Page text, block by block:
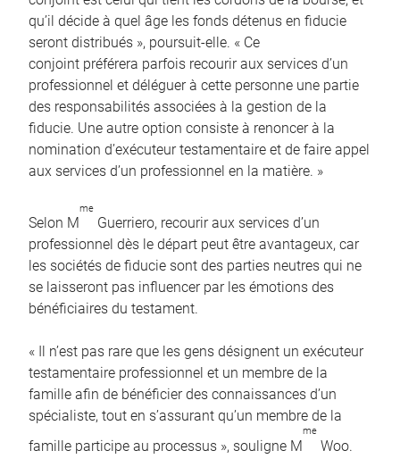
qu’il décide à quel âge les fonds détenus en fiducie
seront distribués », poursuit-elle. « Ce
conjoint préférera parfois recourir aux services d’un
professionnel et déléguer à cette personne une partie
des responsabilités associées à la gestion de la
fiducie. Une autre option consiste à renoncer à la
nomination d’exécuteur testamentaire et de faire appel
aux services d’un professionnel en la matière. »
Selon M
me
Guerriero, recourir aux services d’un
professionnel dès le départ peut être avantageux, car
les sociétés de fiducie sont des parties neutres qui ne
se laisseront pas influencer par les émotions des
bénéficiaires du testament.
« Il n’est pas rare que les gens désignent un exécuteur
testamentaire professionnel et un membre de la
famille afin de bénéficier des connaissances d’un
spécialiste, tout en s’assurant qu’un membre de la
famille participe au processus », souligne M
me
Woo.